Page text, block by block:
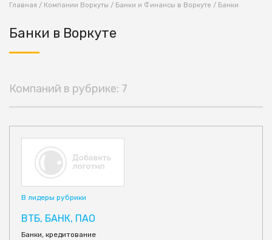
Главная / Компании Воркуты / Банки и Финансы в Воркуте / Банки
Банки в Воркуте
Компаний в рубрике: 7
В лидеры рубрики
ВТБ, БАНК, ПАО
Банки, кредитование